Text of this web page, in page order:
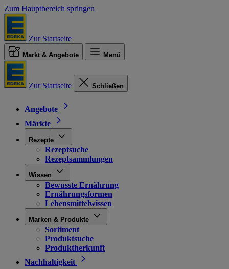
Zum Hauptbereich springen
Zur Startseite
Markt & Angebote Menü
Zur Startseite Schließen
Angebote
Märkte
Rezepte
Rezeptsuche
Rezeptsammlungen
Wissen
Bewusste Ernährung
Ernährungsformen
Lebensmittelwissen
Marken & Produkte
Sortiment
Produktsuche
Produktherkunft
Nachhaltigkeit